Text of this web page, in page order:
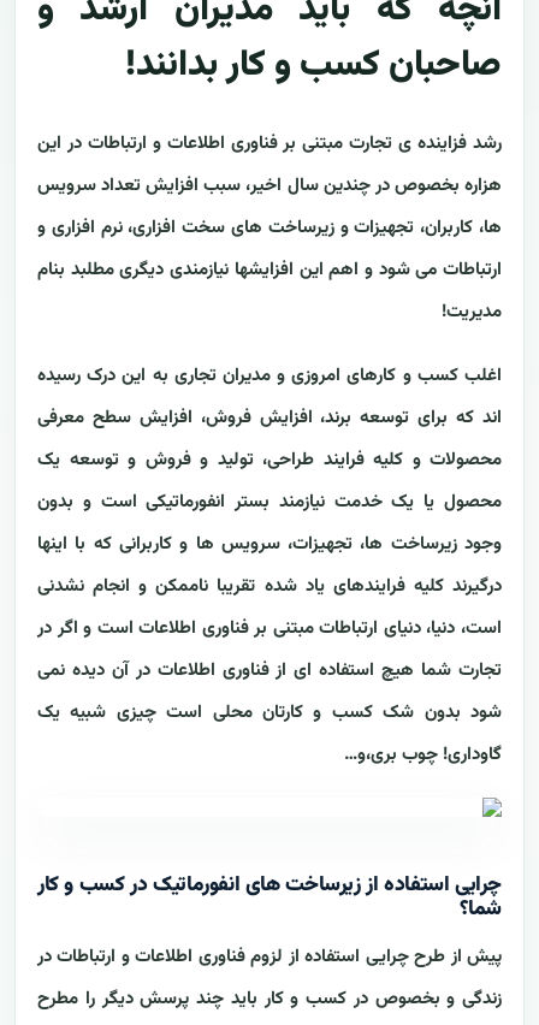
صاحبان کسب و کار بدانند!
رشد فزاینده ی تجارت مبتنی بر فناوری اطلاعات و ارتباطات در این
هزاره بخصوص در چندین سال اخیر، سبب افزایش تعداد سرویس
ها، کاربران، تجهیزات و زیرساخت های سخت افزاری، نرم افزاری و
ارتباطات می شود و اهم این افزایشها نیازمندی دیگری مطلبد بنام
مدیریت!
اغلب کسب و کارهای امروزی و مدیران تجاری به این درک رسیده
اند که برای توسعه برند، افزایش فروش، افزایش سطح معرفی
محصولات و کلیه فرایند طراحی، تولید و فروش و توسعه یک
محصول یا یک خدمت نیازمند بستر انفورماتیکی است و بدون
وجود زیرساخت ها، تجهیزات، سرویس ها و کاربرانی که با اینها
درگیرند کلیه فرایندهای یاد شده تقریبا ناممکن و انجام نشدنی
است، دنیا، دنیای ارتباطات مبتنی بر فناوری اطلاعات است و اگر در
تجارت شما هیچ استفاده ای از فناوری اطلاعات در آن دیده نمی
شود بدون شک کسب و کارتان محلی است چیزی شبیه یک
گاوداری! چوب بری،و…
چرایی استفاده از زیرساخت های انفورماتیک در کسب و کار
شما؟
پیش از طرح چرایی استفاده از لزوم فناوری اطلاعات و ارتباطات در
زندگی و بخصوص در کسب و کار باید چند پرسش دیگر را مطرح